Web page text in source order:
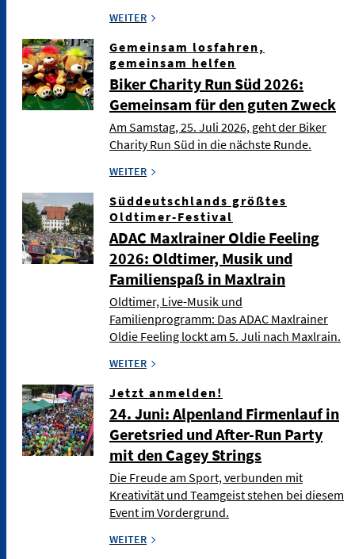
WEITER
Gemeinsam losfahren,
gemeinsam helfen
Biker Charity Run Süd 2026:
Gemeinsam für den guten Zweck
Am Samstag, 25. Juli 2026, geht der Biker
Charity Run Süd in die nächste Runde.
WEITER
Süddeutschlands größtes
Oldtimer-Festival
ADAC Maxlrainer Oldie Feeling
2026: Oldtimer, Musik und
Familienspaß in Maxlrain
Oldtimer, Live-Musik und
Familienprogramm: Das ADAC Maxlrainer
Oldie Feeling lockt am 5. Juli nach Maxlrain.
WEITER
Jetzt anmelden!
24. Juni: Alpenland Firmenlauf in
Geretsried und After-Run Party
mit den Cagey Strings
Die Freude am Sport, verbunden mit
Kreativität und Teamgeist stehen bei diesem
Event im Vordergrund.
WEITER